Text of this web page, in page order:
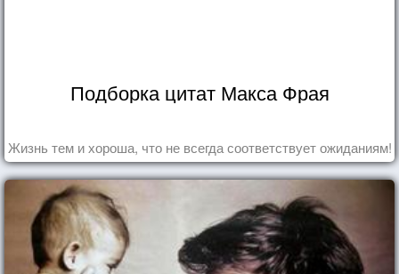
Подборка цитат Макса Фрая
Жизнь тем и хороша, что не всегда соответствует ожиданиям!